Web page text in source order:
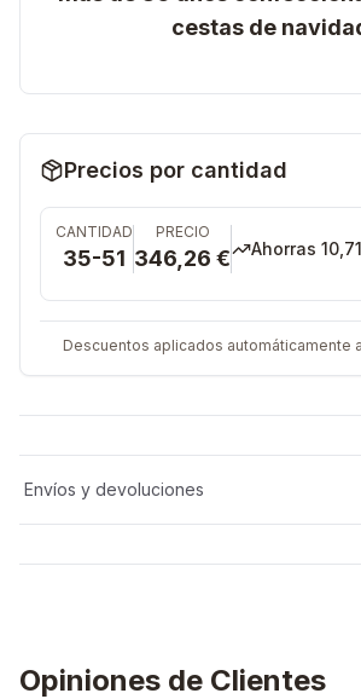
cestas de
Precios por cantidad
CANTIDAD
35-51
PRECIO
346,26 € Ahorras
Descuentos aplicados automáticamente
Envíos y devoluciones
Opiniones de Clientes